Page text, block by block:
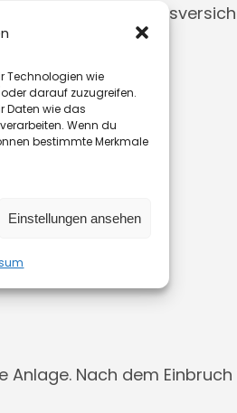
Technologien wie
darauf zuzugreifen.
Daten wie das
Wenn du
bestimmte Merkmale
Einstellungen ansehen
Nach dem